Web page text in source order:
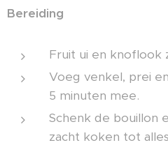
Bereiding
Fruit ui en knoflook
Voeg venkel, prei
5 minuten mee.
Schenk de bouillon
zacht koken tot